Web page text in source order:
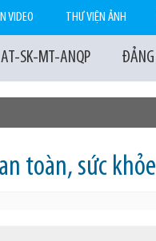
AT-SK-MT-ANQP
VIDEO THƯ VIỆN ẢNH
toàn, sức